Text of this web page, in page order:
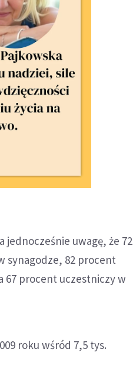
jednocześnie uwagę, że 72
synagodze, 82 procent
67 procent uczestniczy w
roku wśród 7,5 tys.